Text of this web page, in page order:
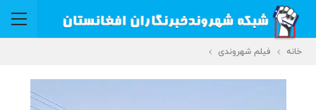
خانه فیلم شهروندی